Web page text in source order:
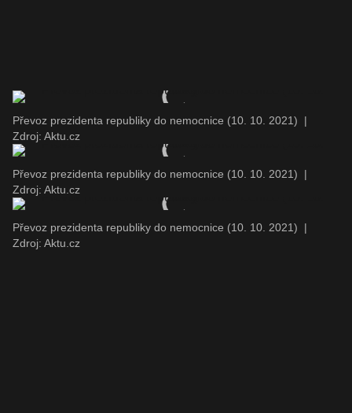
Převoz prezidenta republiky do nemocnice (10. 10. 2021)
|
Zdroj: Aktu.cz
Převoz prezidenta republiky do nemocnice (10. 10. 2021)
|
Zdroj: Aktu.cz
Převoz prezidenta republiky do nemocnice (10. 10. 2021)
|
Zdroj: Aktu.cz